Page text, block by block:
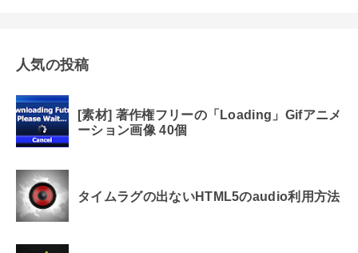
人気の投稿
[素材] 著作権フリーの「Loading」Gifアニメ
ーション画像 40個
タイムラグの出ないHTML5のaudio利用方法